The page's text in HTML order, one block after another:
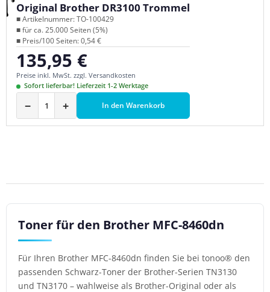
Original Brother DR3100 Trommel
■ Artikelnummer: TO-100429
■ für ca. 25.000 Seiten (5%)
■ Preis/100 Seiten: 0,54 €
Regulärer Preis:
135,95 €
Preise inkl. MwSt. zzgl. Versandkosten
Sofort lieferbar! Lieferzeit 1-2 Werktage
− + In den Warenkorb
Toner für den Brother MFC-8460dn
Für Ihren Brother MFC-8460dn finden Sie bei tonoo® den
passenden Schwarz-Toner der Brother-Serien TN3130
und TN3170 – wahlweise als Brother-Original oder als